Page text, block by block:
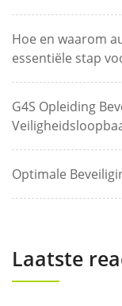
Hoe en waarom
essentiële stap
G4S Opleiding
Optimale
Laatste